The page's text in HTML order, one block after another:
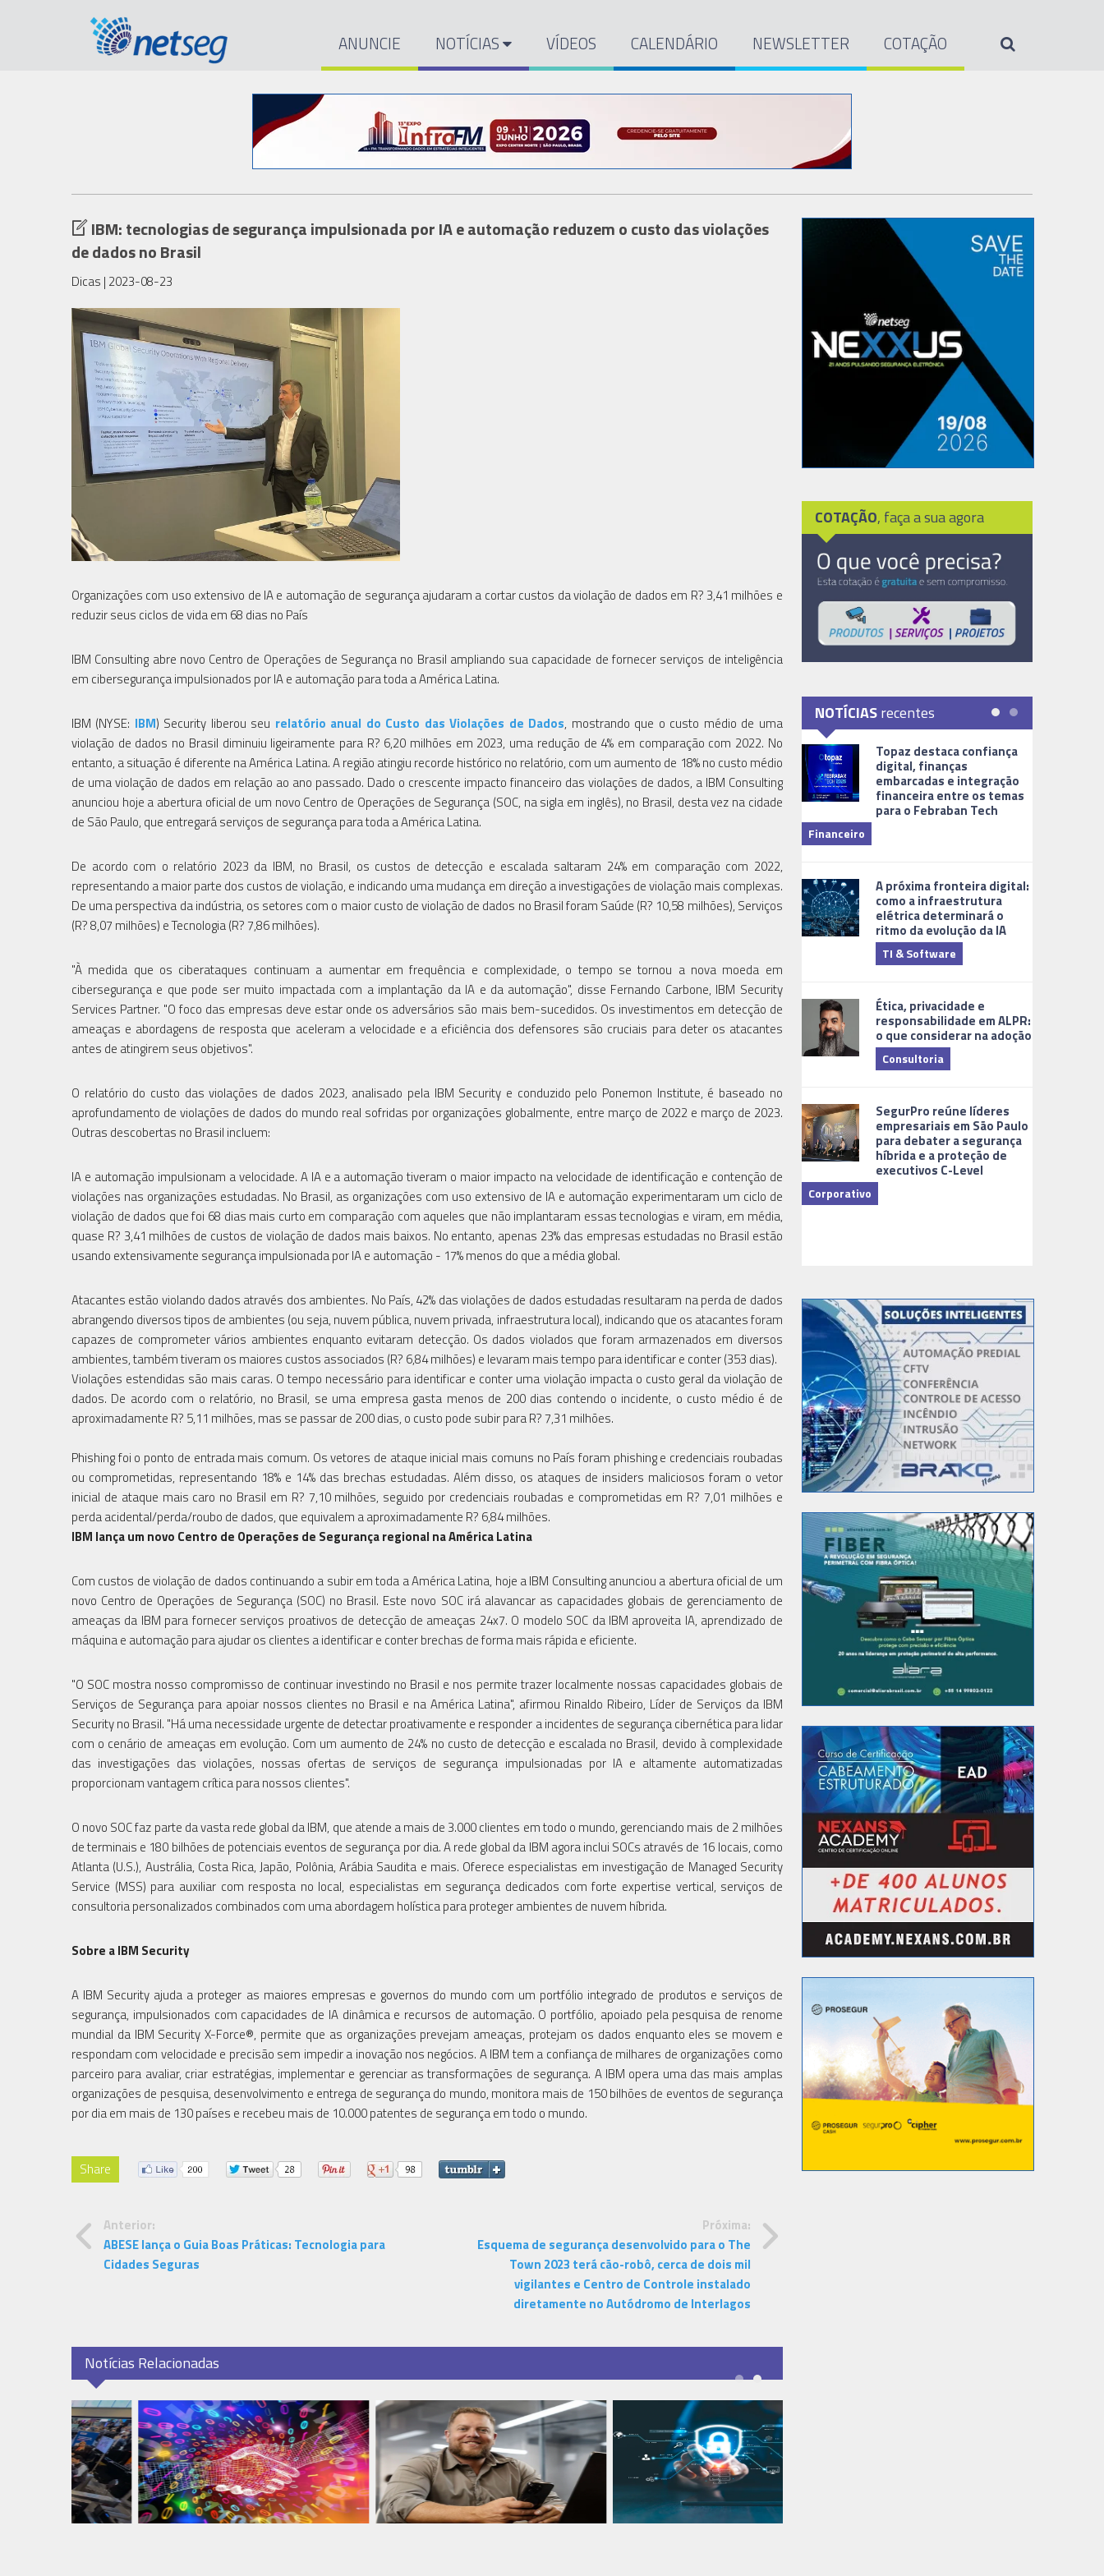
ANUNCIE NOTÍCIAS VÍDEOS CALENDÁRIO NEWSLETTER COTAÇÃO
IBM: tecnologias de segurança impulsionada por IA e automação reduzem o custo das violações
de dados no Brasil
Dicas | 2023-08-23
Organizações com uso extensivo de IA e automação de segurança ajudaram a cortar custos da violação de dados em R? 3,41 milhões e
reduzir seus ciclos de vida em 68 dias no País
IBM Consulting abre novo Centro de Operações de Segurança no Brasil ampliando sua capacidade de fornecer serviços de inteligência
em cibersegurança impulsionados por IA e automação para toda a América Latina.
IBM (NYSE: IBM) Security liberou seu relatório anual do Custo das Violações de Dados, mostrando que o custo médio de uma
violação de dados no Brasil diminuiu ligeiramente para R? 6,20 milhões em 2023, uma redução de 4% em comparação com 2022. No
entanto, a situação é diferente na América Latina. A região atingiu recorde histórico no relatório, com um aumento de 18% no custo médio
de uma violação de dados em relação ao ano passado. Dado o crescente impacto financeiro das violações de dados, a IBM Consulting
anunciou hoje a abertura oficial de um novo Centro de Operações de Segurança (SOC, na sigla em inglês), no Brasil, desta vez na cidade
de São Paulo, que entregará serviços de segurança para toda a América Latina.
De acordo com o relatório 2023 da IBM, no Brasil, os custos de detecção e escalada saltaram 24% em comparação com 2022,
representando a maior parte dos custos de violação, e indicando uma mudança em direção a investigações de violação mais complexas.
De uma perspectiva da indústria, os setores com o maior custo de violação de dados no Brasil foram Saúde (R? 10,58 milhões), Serviços
(R? 8,07 milhões) e Tecnologia (R? 7,86 milhões).
"À medida que os ciberataques continuam a aumentar em frequência e complexidade, o tempo se tornou a nova moeda em
cibersegurança e que pode ser muito impactada com a implantação da IA e da automação", disse Fernando Carbone, IBM Security
Services Partner. "O foco das empresas deve estar onde os adversários são mais bem-sucedidos. Os investimentos em detecção de
ameaças e abordagens de resposta que aceleram a velocidade e a eficiência dos defensores são cruciais para deter os atacantes
antes de atingirem seus objetivos".
O relatório do custo das violações de dados 2023, analisado pela IBM Security e conduzido pelo Ponemon Institute, é baseado no
aprofundamento de violações de dados do mundo real sofridas por organizações globalmente, entre março de 2022 e março de 2023.
Outras descobertas no Brasil incluem:
IA e automação impulsionam a velocidade. A IA e a automação tiveram o maior impacto na velocidade de identificação e contenção de
violações nas organizações estudadas. No Brasil, as organizações com uso extensivo de IA e automação experimentaram um ciclo de
violação de dados que foi 68 dias mais curto em comparação com aqueles que não implantaram essas tecnologias e viram, em média,
quase R? 3,41 milhões de custos de violação de dados mais baixos. No entanto, apenas 23% das empresas estudadas no Brasil estão
usando extensivamente segurança impulsionada por IA e automação - 17% menos do que a média global.
Atacantes estão violando dados através dos ambientes. No País, 42% das violações de dados estudadas resultaram na perda de dados
abrangendo diversos tipos de ambientes (ou seja, nuvem pública, nuvem privada, infraestrutura local), indicando que os atacantes foram
capazes de comprometer vários ambientes enquanto evitaram detecção. Os dados violados que foram armazenados em diversos
ambientes, também tiveram os maiores custos associados (R? 6,84 milhões) e levaram mais tempo para identificar e conter (353 dias).
Violações estendidas são mais caras. O tempo necessário para identificar e conter uma violação impacta o custo geral da violação de
dados. De acordo com o relatório, no Brasil, se uma empresa gasta menos de 200 dias contendo o incidente, o custo médio é de
aproximadamente R? 5,11 milhões, mas se passar de 200 dias, o custo pode subir para R? 7,31 milhões.
Phishing foi o ponto de entrada mais comum. Os vetores de ataque inicial mais comuns no País foram phishing e credenciais roubadas
ou comprometidas, representando 18% e 14% das brechas estudadas. Além disso, os ataques de insiders maliciosos foram o vetor
inicial de ataque mais caro no Brasil em R? 7,10 milhões, seguido por credenciais roubadas e comprometidas em R? 7,01 milhões e
perda acidental/perda/roubo de dados, que equivalem a aproximadamente R? 6,84 milhões.
IBM lança um novo Centro de Operações de Segurança regional na América Latina
Com custos de violação de dados continuando a subir em toda a América Latina, hoje a IBM Consulting anunciou a abertura oficial de um
novo Centro de Operações de Segurança (SOC) no Brasil. Este novo SOC irá alavancar as capacidades globais de gerenciamento de
ameaças da IBM para fornecer serviços proativos de detecção de ameaças 24x7. O modelo SOC da IBM aproveita IA, aprendizado de
máquina e automação para ajudar os clientes a identificar e conter brechas de forma mais rápida e eficiente.
"O SOC mostra nosso compromisso de continuar investindo no Brasil e nos permite trazer localmente nossas capacidades globais de
Serviços de Segurança para apoiar nossos clientes no Brasil e na América Latina", afirmou Rinaldo Ribeiro, Líder de Serviços da IBM
Security no Brasil. "Há uma necessidade urgente de detectar proativamente e responder a incidentes de segurança cibernética para lidar
com o cenário de ameaças em evolução. Com um aumento de 24% no custo de detecção e escalada no Brasil, devido à complexidade
das investigações das violações, nossas ofertas de serviços de segurança impulsionadas por IA e altamente automatizadas
proporcionam vantagem crítica para nossos clientes".
O novo SOC faz parte da vasta rede global da IBM, que atende a mais de 3.000 clientes em todo o mundo, gerenciando mais de 2 milhões
de terminais e 180 bilhões de potenciais eventos de segurança por dia. A rede global da IBM agora inclui SOCs através de 16 locais, como
Atlanta (U.S.), Austrália, Costa Rica, Japão, Polônia, Arábia Saudita e mais. Oferece especialistas em investigação de Managed Security
Service (MSS) para auxiliar com resposta no local, especialistas em segurança dedicados com forte expertise vertical, serviços de
consultoria personalizados combinados com uma abordagem holística para proteger ambientes de nuvem híbrida.
Sobre a IBM Security
A IBM Security ajuda a proteger as maiores empresas e governos do mundo com um portfólio integrado de produtos e serviços de
segurança, impulsionados com capacidades de IA dinâmica e recursos de automação. O portfólio, apoiado pela pesquisa de renome
mundial da IBM Security X-Force®, permite que as organizações prevejam ameaças, protejam os dados enquanto eles se movem e
respondam com velocidade e precisão sem impedir a inovação nos negócios. A IBM tem a confiança de milhares de organizações como
parceiro para avaliar, criar estratégias, implementar e gerenciar as transformações de segurança. A IBM opera uma das mais amplas
organizações de pesquisa, desenvolvimento e entrega de segurança do mundo, monitora mais de 150 bilhões de eventos de segurança
por dia em mais de 130 países e recebeu mais de 10.000 patentes de segurança em todo o mundo.
Share
Anterior:
ABESE lança o Guia Boas Práticas: Tecnologia para
Cidades Seguras
Próxima:
Esquema de segurança desenvolvido para o The
Town 2023 terá cão-robô, cerca de dois mil
vigilantes e Centro de Controle instalado
diretamente no Autódromo de Interlagos
Notícias Relacionadas
COTAÇÃO, faça a sua agora
NOTÍCIASrecentes
Topaz destaca confiança
digital, finanças
embarcadas e integração
financeira entre os temas
para o Febraban Tech
Financeiro
A próxima fronteira digital:
como a infraestrutura
elétrica determinará o
ritmo da evolução da IA
TI & Software
Ética, privacidade e
responsabilidade em ALPR:
o que considerar na adoção
Consultoria
SegurPro reúne líderes
empresariais em São Paulo
para debater a segurança
híbrida e a proteção de
executivos C-Level
Corporativo